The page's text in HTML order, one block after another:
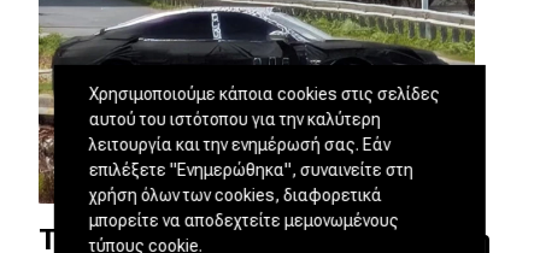
Το Xiaomi SU7 γίνεται μακρύτερη
Χρησιμοποιούμε κάποια cookies στις σελίδες
αυτού του ιστότοπου για την καλύτερη
λειτουργία και την ενημέρωσή σας. Εάν
επιλέξετε "Ενημερώθηκα", συναινείτε στη
χρήση όλων των cookies, διαφορετικά
μπορείτε να αποδεχτείτε μεμονωμένους
τύπους cookie.